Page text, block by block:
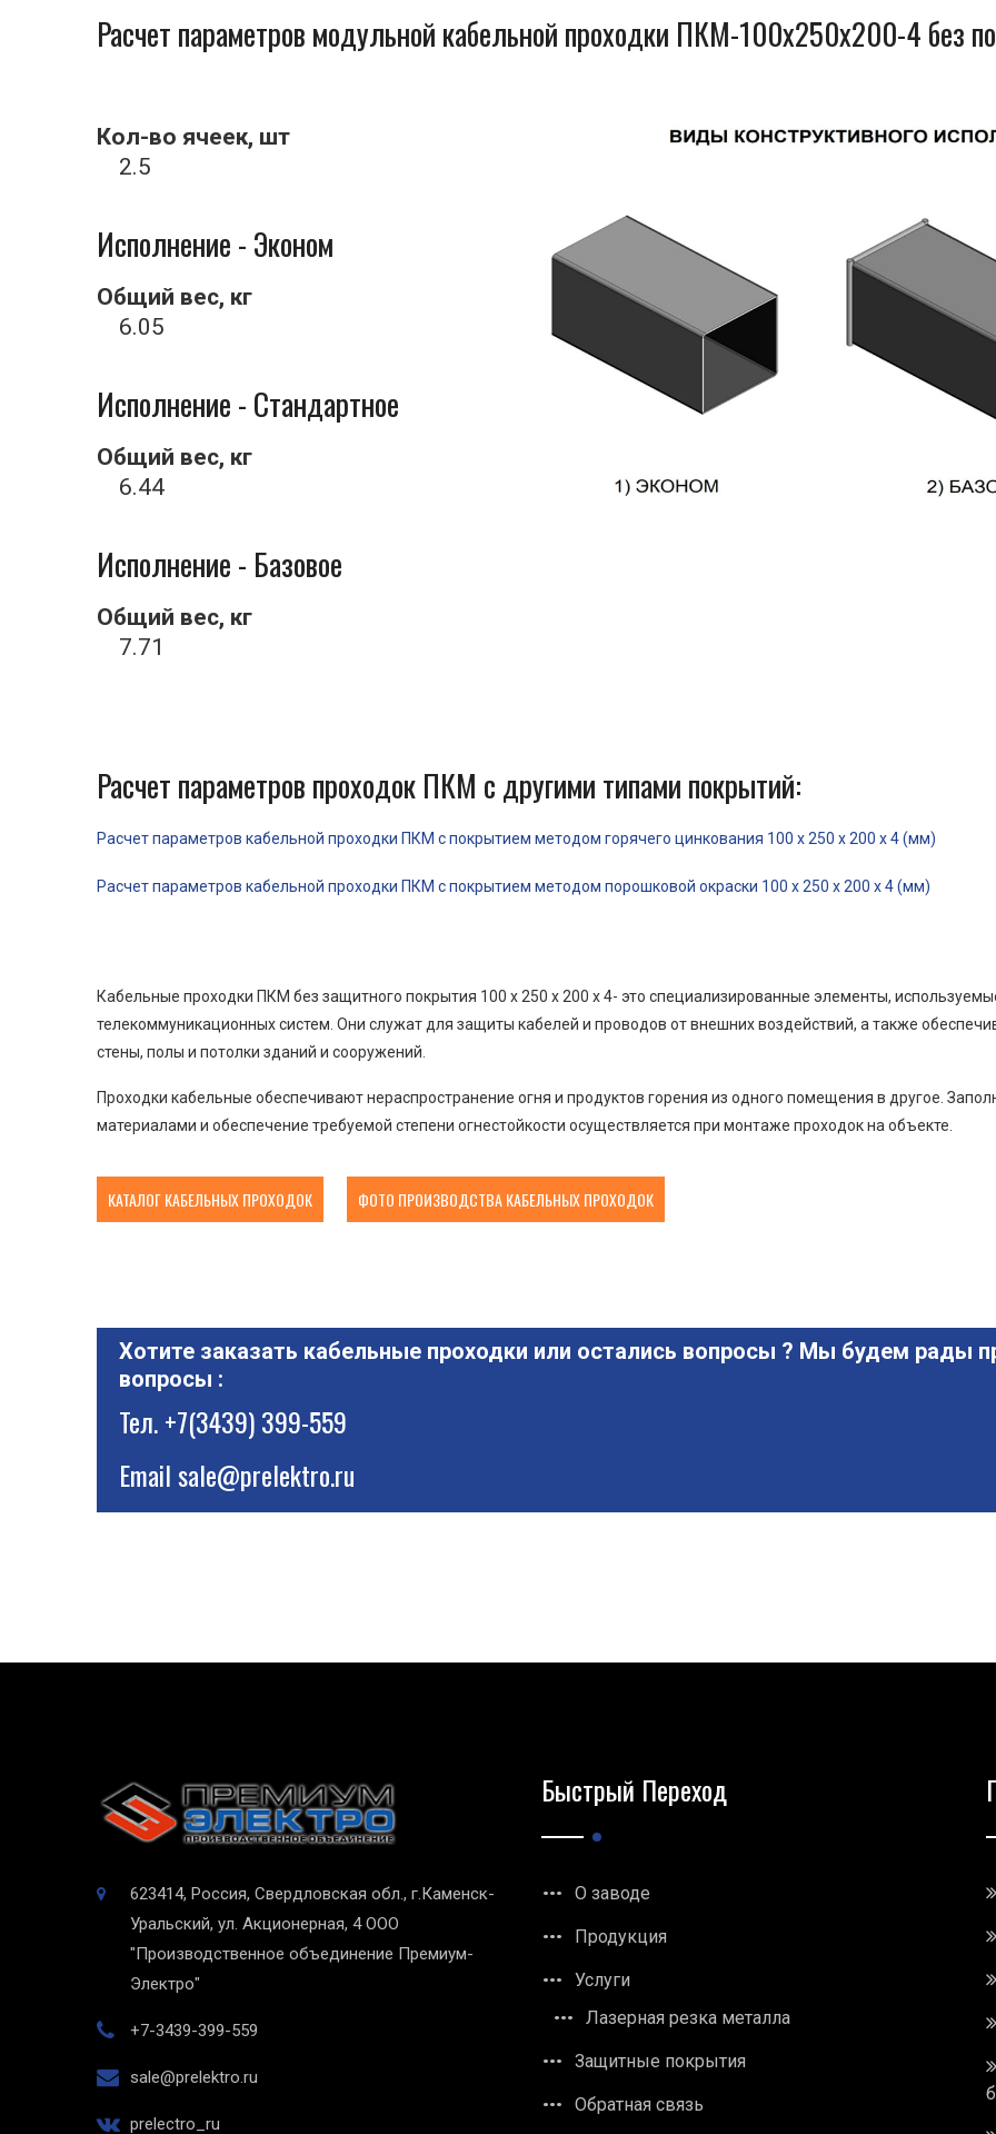
Расчет параметров модульной кабельной проходки ПКМ-100x250x200-4 без
Кол-во ячеек, шт
2.5
Исполнение - Эконом
Общий вес, кг
6.05
Исполнение - Стандартное
Общий вес, кг
6.44
Исполнение - Базовое
Общий вес, кг
7.71
Расчет параметров проходок ПКМ с другими типами покрытий:
Расчет параметров кабельной проходки ПКМ с покрытием методом горячего цинкования 100 x 250 x 200 x 4 (мм)
Расчет параметров кабельной проходки ПКМ с покрытием методом порошковой окраски 100 x 250 x 200 x 4 (мм)
Кабельные проходки ПКМ без защитного покрытия 100 x 250 x 200 x 4- это специализированные элементы,
телекоммуникационных систем. Они служат для защиты кабелей и проводов от внешних воздействий, а также
стены, полы и потолки зданий и сооружений.
Проходки кабельные обеспечивают нераспространение огня и продуктов горения из одного помещения в другое.
материалами и обеспечение требуемой степени огнестойкости осуществляется при монтаже проходок на объекте.
КАТАЛОГ КАБЕЛЬНЫХ ПРОХОДОК ФОТО ПРОИЗВОДСТВА КАБЕЛЬНЫХ ПРОХОДОК
Хотите заказать кабельные проходки или остались вопросы ? Мы будем рады
вопросы :
Тел.+7(3439) 399-559
Emailsale@prelektro.ru
623414, Россия, Свердловская обл., г.Каменск-
Уральский, ул. Акционерная, 4 ООО
"Производственное объединение Премиум-
Электро"
+7-3439-399-559
sale@prelektro.ru
prelectro_ru
Быстрый Переход
О заводе
Продукция
Услуги
Лазерная резка металла
Защитные покрытия
Обратная связь